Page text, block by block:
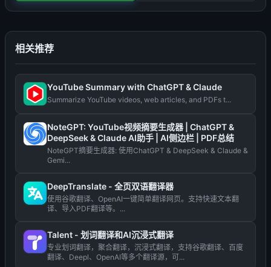
相关推荐
YouTube Summary with ChatGPT & Claude
Summarize YouTube videos, web articles, and PDFs t...
NoteGPT: YouTube视频摘要生成器 | ChatGPT &
DeepSeek & Claude AI助手 | AI侧边栏 | PDF总结
NoteGPT摘要生成器: 使用ChatGPT & DeepSeek & Claude &
Gemi...
DeepTranslate - 全页双语翻译器
使用谷歌翻译、OpenAI一键简单翻译网页。支持快速文本翻
译、导入PDF翻译等。...
Talent - 划词翻译和AI沉浸式翻译
专业划词翻译，聚合翻译，沉浸式翻译，支持谷歌翻译、百度
翻译、Deepl、OpenAI等多个翻译源，可...